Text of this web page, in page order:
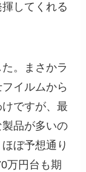
してくれる
。まさかラ
イルムから
ですが、最
品が多いの
ぼ予想通り
万円台も期